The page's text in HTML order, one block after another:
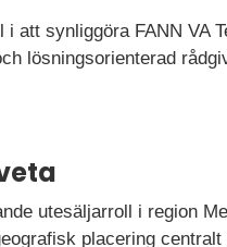
i att synliggöra FANN VA
lösningsorienterad
utesäljarroll i region
placering